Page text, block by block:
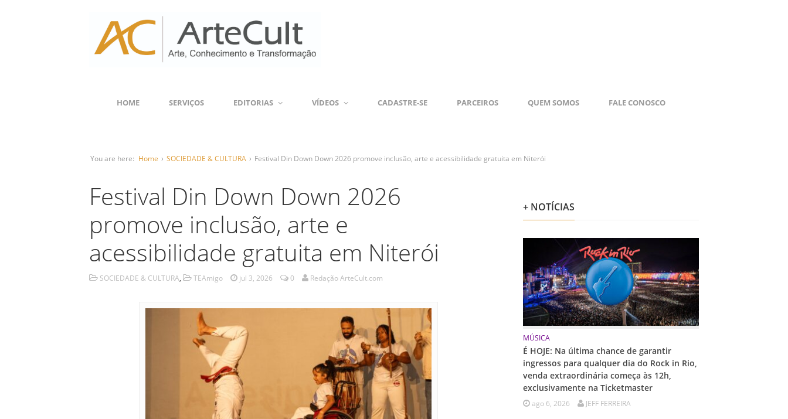
HOME SERVIÇOS EDITORIAS VÍDEOS CADASTRE-SE PARCEIROS QUEM SOMOS FALE CONOSCO
You are here: Home › SOCIEDADE & CULTURA › Festival Din Down Down 2026 promove inclusão, arte e acessibilidade gratuita em Niterói
Festival Din Down Down 2026
promove inclusão, arte e
acessibilidade gratuita em Niterói
SOCIEDADE & CULTURA, TEAmigo jul 3, 2026 0 Redação ArteCult.com
+ NOTÍCIAS
MÚSICA
É HOJE: Na última chance de garantir
ingressos para qualquer dia do Rock in Rio,
venda extraordinária começa às 12h,
exclusivamente na Ticketmaster
ago 6, 2026 JEFF FERREIRA